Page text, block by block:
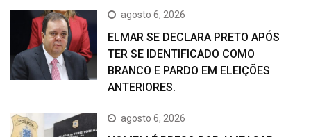
agosto 6, 2026
ELMAR SE DECLARA PRETO APÓS
TER SE IDENTIFICADO COMO
BRANCO E PARDO EM ELEIÇÕES
ANTERIORES.
agosto 6, 2026